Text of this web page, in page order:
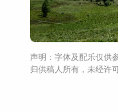
声明：字体及配乐仅供
归供稿人所有，未经许